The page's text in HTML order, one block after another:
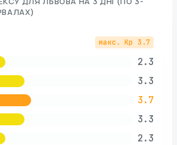
макс. Kp 3.7
2.3
3.3
3.7
3.3
2.3